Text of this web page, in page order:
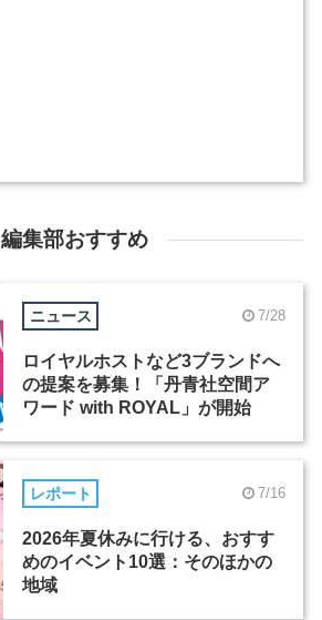
編集部おすすめ
ニュース 7/28
ロイヤルホストなど3ブランドへ
の提案を募集！「丹青社空間ア
ワード with ROYAL」が開始
レポート 7/16
2026年夏休みに行ける、おすす
めのイベント10選：そのほかの
地域